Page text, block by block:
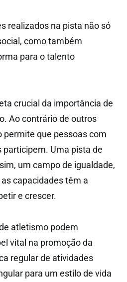
realizados na pista não só
como também
para o talento
crucial da importância de
Ao contrário de outros
que pessoas com
Uma pista de
um campo de igualdade,
capacidades têm a
e crescer.
atletismo podem
vital na promoção da
regular de atividades
para um estilo de vida